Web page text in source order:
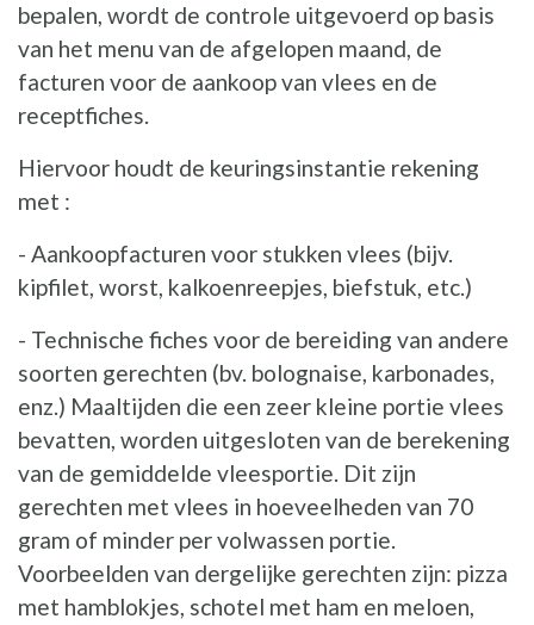
bepalen, wordt de controle uitgevoerd op basis
van het menu van de afgelopen maand, de
facturen voor de aankoop van vlees en de
receptfiches.
Hiervoor houdt de keuringsinstantie rekening
met :
- Aankoopfacturen voor stukken vlees (bijv.
kipfilet, worst, kalkoenreepjes, biefstuk, etc.)
- Technische fiches voor de bereiding van andere
soorten gerechten (bv. bolognaise, karbonades,
enz.) Maaltijden die een zeer kleine portie vlees
bevatten, worden uitgesloten van de berekening
van de gemiddelde vleesportie. Dit zijn
gerechten met vlees in hoeveelheden van 70
gram of minder per volwassen portie.
Voorbeelden van dergelijke gerechten zijn: pizza
met hamblokjes, schotel met ham en meloen,